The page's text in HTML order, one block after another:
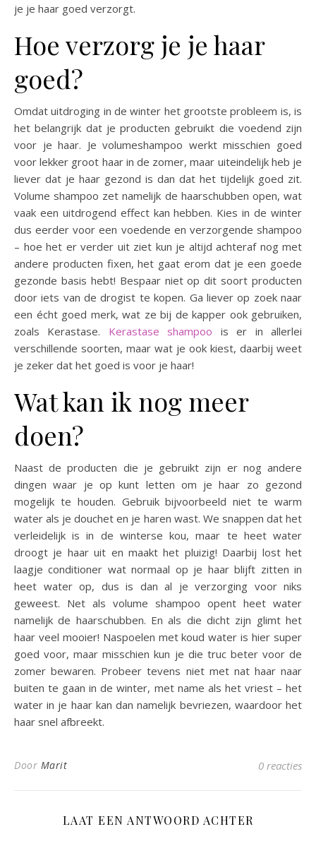
je je haar goed verzorgt.
Hoe verzorg je je haar
goed?
Omdat uitdroging in de winter het grootste probleem is, is
het belangrijk dat je producten gebruikt die voedend zijn
voor je haar. Je volumeshampoo werkt misschien goed
voor lekker groot haar in de zomer, maar uiteindelijk heb je
liever dat je haar gezond is dan dat het tijdelijk goed zit.
Volume shampoo zet namelijk de haarschubben open, wat
vaak een uitdrogend effect kan hebben. Kies in de winter
dus eerder voor een voedende en verzorgende shampoo
– hoe het er verder uit ziet kun je altijd achteraf nog met
andere producten fixen, het gaat erom dat je een goede
gezonde basis hebt! Bespaar niet op dit soort producten
door iets van de drogist te kopen. Ga liever op zoek naar
een écht goed merk, wat ze bij de kapper ook gebruiken,
zoals Kerastase. Kerastase shampoo is er in allerlei
verschillende soorten, maar wat je ook kiest, daarbij weet
je zeker dat het goed is voor je haar!
Wat kan ik nog meer
doen?
Naast de producten die je gebruikt zijn er nog andere
dingen waar je op kunt letten om je haar zo gezond
mogelijk te houden. Gebruik bijvoorbeeld niet te warm
water als je douchet en je haren wast. We snappen dat het
verleidelijk is in de winterse kou, maar te heet water
droogt je haar uit en maakt het pluizig! Daarbij lost het
laagje conditioner wat normaal op je haar blijft zitten in
heet water op, dus is dan al je verzorging voor niks
geweest. Net als volume shampoo opent heet water
namelijk de haarschubben. En als die dicht zijn glimt het
haar veel mooier! Naspoelen met koud water is hier super
goed voor, maar misschien kun je die truc beter voor de
zomer bewaren. Probeer tevens niet met nat haar naar
buiten te gaan in de winter, met name als het vriest – het
water in je haar kan dan namelijk bevriezen, waardoor het
haar snel afbreekt.
Door Marit 0 reacties
LAAT EEN ANTWOORD ACHTER